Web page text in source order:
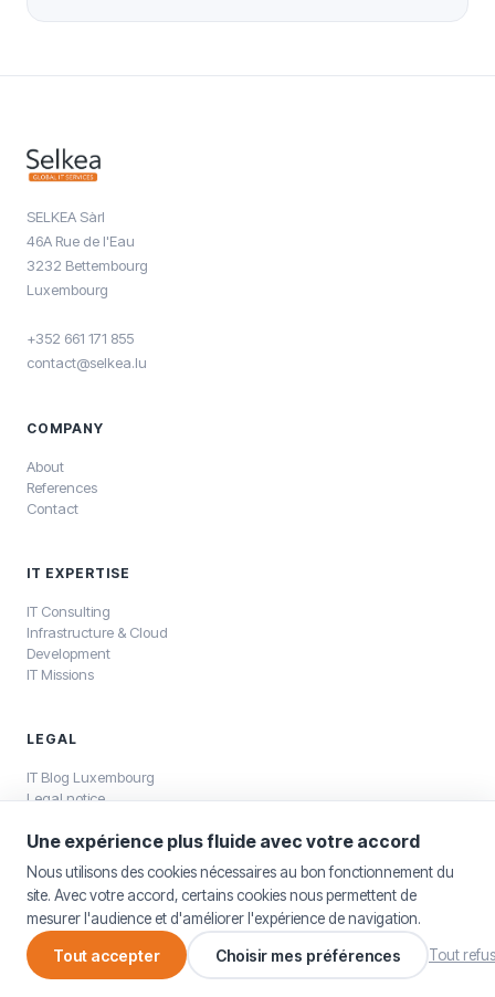
SELKEA Sàrl
46A Rue de l'Eau
3232 Bettembourg
Luxembourg
+352 661 171 855
contact@selkea.lu
COMPANY
About
References
Contact
IT EXPERTISE
IT Consulting
Infrastructure & Cloud
Development
IT Missions
LEGAL
IT Blog Luxembourg
Legal notice
©2026SELKEA Sàrl — SELKEA Sàrl, capital 12 500 €, RCS Luxembourg
B196800
Legal noticeCookie settings Français
Une expérience plus fluide avec votre accord
Nous utilisons des cookies nécessaires au bon fonctionnement du
site. Avec votre accord, certains cookies nous permettent de
mesurer l'audience et d'améliorer l'expérience de navigation.
Tout accepter Choisir mes préférences Tout